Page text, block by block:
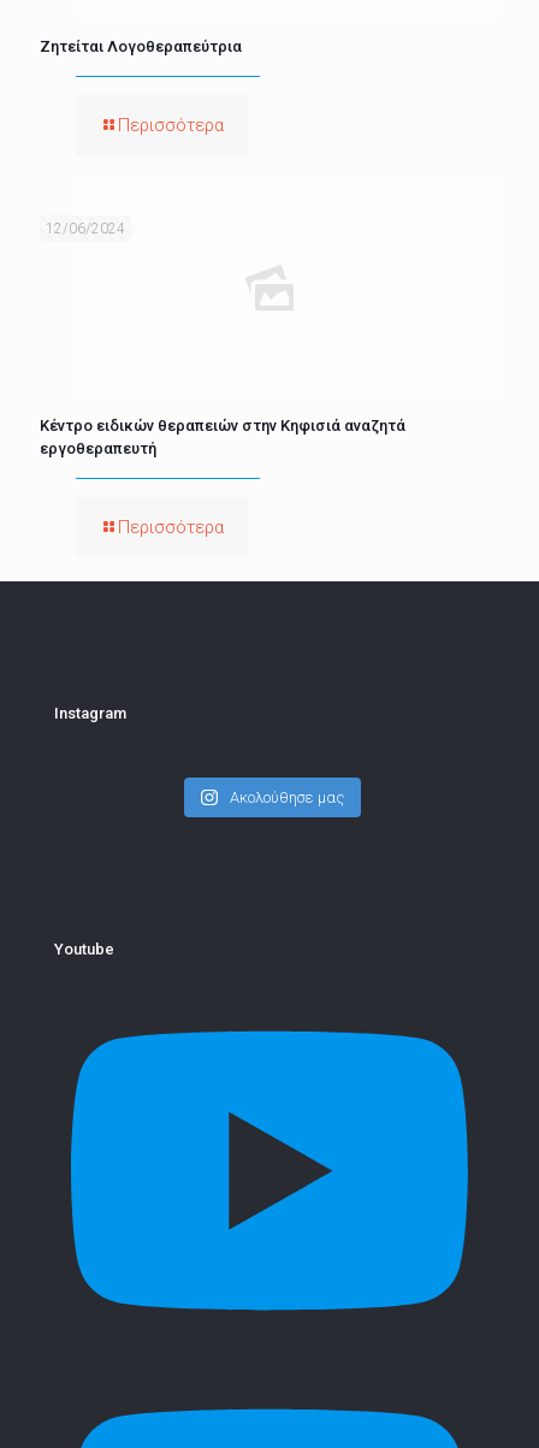
Ζητείται Λογοθεραπεύτρια
Περισσότερα
12/06/2024
Κέντρο ειδικών θεραπειών στην Κηφισιά αναζητά
εργοθεραπευτή
Περισσότερα
Instagram
Ακολούθησε μας
Youtube